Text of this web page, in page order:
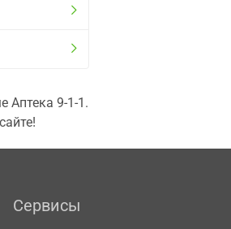
Аптека 9-1-1.
Сервисы